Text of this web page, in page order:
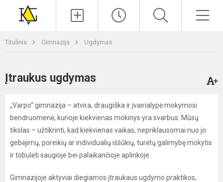
Titulinis Gimnazija Ugdymas
Įtraukus ugdymas
„Varpo“ gimnazija – atvira, draugiška ir įvairialypė mokymosi
bendruomenė, kurioje kiekvienas mokinys yra svarbus. Mūsų
tikslas – užtikrinti, kad kiekvienas vaikas, nepriklausomai nuo jo
gebėjimų, poreikių ar individualių iššūkių, turėtų galimybę mokytis
ir tobulėti saugioje bei palaikančioje aplinkoje.
Gimnazijoje aktyviai diegiamos įtraukaus ugdymo praktikos,